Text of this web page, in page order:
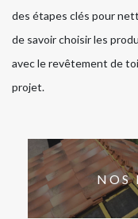
des étapes clés pour
de savoir choisir les
avec le revêtement de
projet.
NOS